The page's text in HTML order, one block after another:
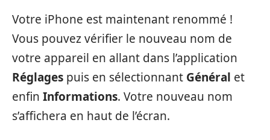
Votre iPhone est maintenant renommé !
Vous pouvez vérifier le nouveau nom de
votre appareil en allant dans l’application
Réglages puis en sélectionnant Général et
enfin Informations. Votre nouveau nom
s’affichera en haut de l’écran.